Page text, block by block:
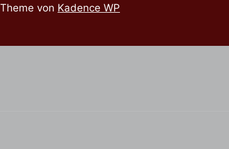
von Kadence WP